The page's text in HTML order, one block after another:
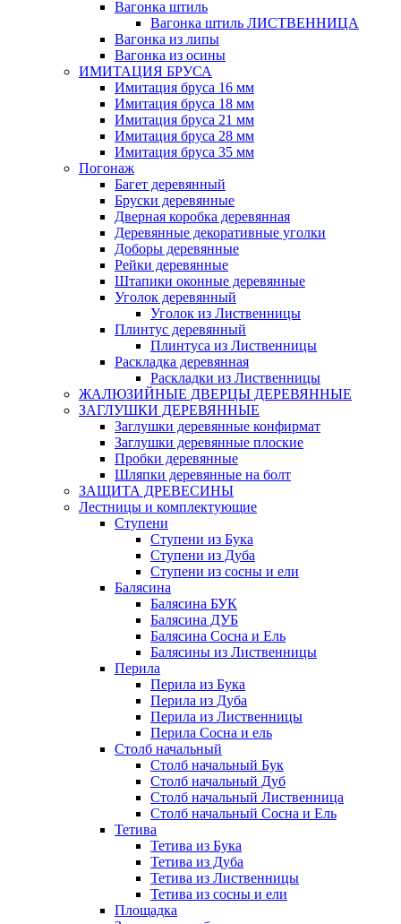
Вагонка штиль
Вагонка штиль ЛИСТВЕННИЦА
Вагонка из липы
Вагонка из осины
ИМИТАЦИЯ БРУСА
Имитация бруса 16 мм
Имитация бруса 18 мм
Имитация бруса 21 мм
Имитация бруса 28 мм
Имитация бруса 35 мм
Погонаж
Багет деревянный
Бруски деревянные
Дверная коробка деревянная
Деревянные декоративные уголки
Доборы деревянные
Рейки деревянные
Штапики оконные деревянные
Уголок деревянный
Уголок из Лиственницы
Плинтус деревянный
Плинтуса из Лиственницы
Раскладка деревянная
Раскладки из Лиственницы
ЖАЛЮЗИЙНЫЕ ДВЕРЦЫ ДЕРЕВЯННЫЕ
ЗАГЛУШКИ ДЕРЕВЯННЫЕ
Заглушки деревянные конфирмат
Заглушки деревянные плоские
Пробки деревянные
Шляпки деревянные на болт
ЗАЩИТА ДРЕВЕСИНЫ
Лестницы и комплектующие
Ступени
Ступени из Бука
Ступени из Дуба
Ступени из сосны и ели
Балясина
Балясина БУК
Балясина ДУБ
Балясина Сосна и Ель
Балясины из Лиственницы
Перила
Перила из Бука
Перила из Дуба
Перила из Лиственницы
Перила Сосна и ель
Столб начальный
Столб начальный Бук
Столб начальный Дуб
Столб начальный Лиственница
Столб начальный Сосна и Ель
Тетива
Тетива из Бука
Тетива из Дуба
Тетива из Лиственницы
Тетива из сосны и ели
Площадка